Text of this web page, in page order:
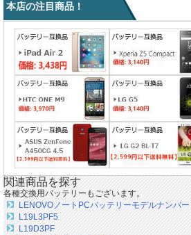
本店の注目商品！
関連商品を探す
各種交換用バッテリーもございます。
LENOVOノートPCバッテリーモデルナンバー
L19L3PF5
L19D3PF